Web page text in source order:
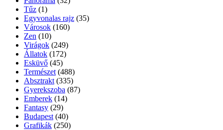
Tűz (1)
Egyvonalas rajz (35)
Városok (160)
Zen (10)
Virágok (249)
Állatok (172)
Esküvő (45)
Természet (488)
Absztrakt (335)
Gyerekszoba (87)
Emberek (14)
Fantasy (29)
Budapest (40)
Grafikák (250)